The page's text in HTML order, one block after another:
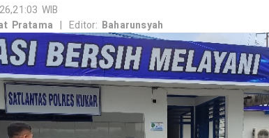
WIB
Pratama | Editor: Baharunsyah